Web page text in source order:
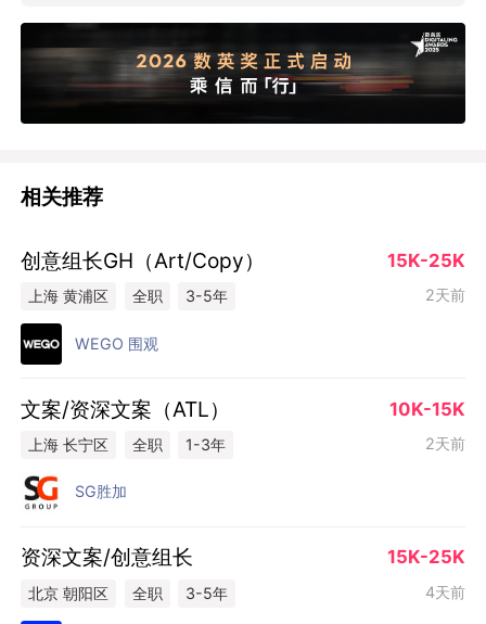
相关推荐
创意组长GH（Art/Copy） 15K-25K
上海 黄浦区 全职 3-5年 2天前
WEGO 围观
文案/资深文案（ATL） 10K-15K
上海 长宁区 全职 1-3年 2天前
SG胜加
资深文案/创意组长 15K-25K
北京 朝阳区 全职 3-5年 4天前